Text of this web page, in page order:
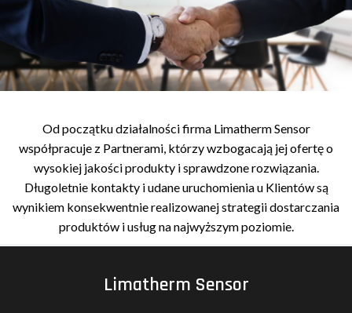
Od początku działalności firma Limatherm Sensor
współpracuje z Partnerami, którzy wzbogacają jej ofertę o
wysokiej jakości produkty i sprawdzone rozwiązania.
Długoletnie kontakty i udane uruchomienia u Klientów są
wynikiem konsekwentnie realizowanej strategii dostarczania
produktów i usług na najwyższym poziomie.
Limatherm Sensor